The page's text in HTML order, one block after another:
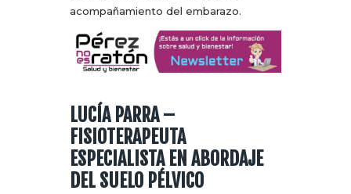
acompañamiento del embarazo.
LUCÍA PARRA –
FISIOTERAPEUTA
ESPECIALISTA EN ABORDAJE
DEL SUELO PÉLVICO